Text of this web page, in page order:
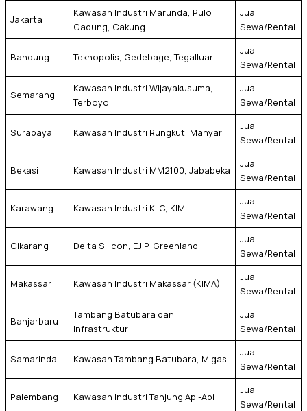
Jakarta
Kawasan Industri Marunda, Pulo
Gadung, Cakung
Jual,
Sewa/Rental
Bandung Teknopolis, Gedebage, Tegalluar
Jual,
Sewa/Rental
Semarang
Kawasan Industri Wijayakusuma,
Terboyo
Jual,
Sewa/Rental
Surabaya Kawasan Industri Rungkut, Manyar
Jual,
Sewa/Rental
Bekasi Kawasan Industri MM2100, Jababeka
Jual,
Sewa/Rental
Karawang Kawasan Industri KIIC, KIM
Jual,
Sewa/Rental
Cikarang Delta Silicon, EJIP, Greenland
Jual,
Sewa/Rental
Makassar Kawasan Industri Makassar (KIMA)
Jual,
Sewa/Rental
Banjarbaru
Tambang Batubara dan
Infrastruktur
Jual,
Sewa/Rental
Samarinda Kawasan Tambang Batubara, Migas
Jual,
Sewa/Rental
Palembang Kawasan Industri Tanjung Api-Api
Jual,
Sewa/Rental